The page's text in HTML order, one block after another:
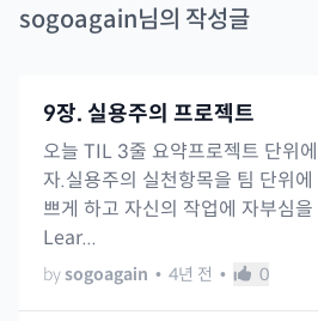
sogoagain님의 작성글
9장. 실용주의 프로젝트
오늘 TIL 3줄 요약프로젝트 단위
자.실용주의 실천항목을 팀 단위
쁘게 하고 자신의 작업에 자부심
Lear...
by sogoagain • 4년 전 • 0